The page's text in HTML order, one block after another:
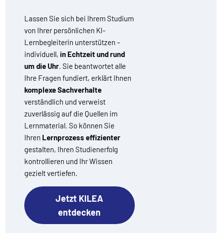
Lassen Sie sich bei Ihrem Studium
von Ihrer persönlichen KI-
Lernbegleiterin unterstützen –
individuell, in Echtzeit und rund
um die Uhr. Sie beantwortet alle
Ihre Fragen fundiert, erklärt Ihnen
komplexe Sachverhalte
verständlich und verweist
zuverlässig auf die Quellen im
Lernmaterial. So können Sie
Ihren Lernprozess effizienter
gestalten, Ihren Studienerfolg
kontrollieren und Ihr Wissen
gezielt vertiefen.
Jetzt KILEA
entdecken